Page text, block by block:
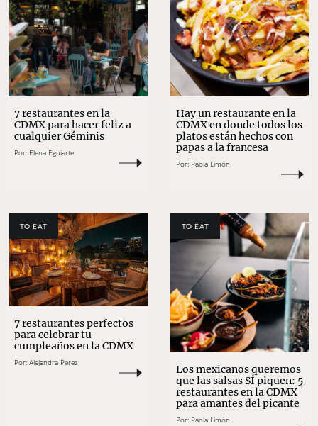
7 restaurantes en la
CDMX para hacer feliz a
cualquier Géminis
Por: Elena Eguiarte
Hay un restaurante en la
CDMX en donde todos los
platos están hechos con
papas a la francesa
Por: Paola Limón
TO EAT
7 restaurantes perfectos
para celebrar tu
cumpleaños en la CDMX
Por: Alejandra Perez
TO EAT
Los mexicanos queremos
que las salsas SÍ piquen: 5
restaurantes en la CDMX
para amantes del picante
Por: Paola Limón